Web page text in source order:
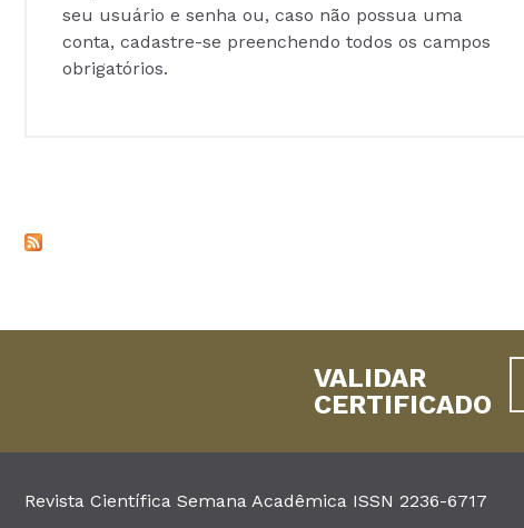
seu usuário e senha ou, caso não possua uma
conta, cadastre-se preenchendo todos os campos
obrigatórios.
VALIDAR
CERTIFICADO
Revista Científica Semana Acadêmica ISSN 2236-6717